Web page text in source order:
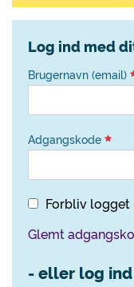
Log ind med
Brugernavn (email)
Adgangskode
Forbliv logget
Glemt
- eller log